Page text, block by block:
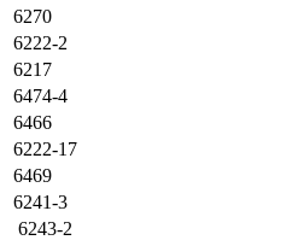
6270
6222-2
6217
6474-4
6466
6222-17
6469
6241-3
6243-2